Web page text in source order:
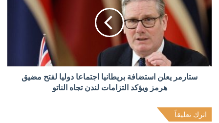
ستارمر يعلن استضافة بريطانيا اجتماعا دوليا لفتح مضيق
هرمز ويؤكد التزامات لندن تجاه الناتو
اترك تعليقاً